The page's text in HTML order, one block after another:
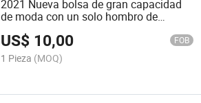
2021 Nueva bolsa de gran capacidad
de moda con un solo hombro de
US$ 10,00 FOB
1 Pieza (MOQ)